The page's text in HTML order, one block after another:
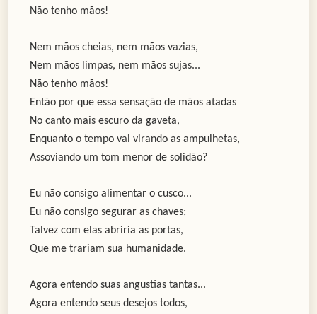
Não tenho mãos!
Nem mãos cheias, nem mãos vazias,
Nem mãos limpas, nem mãos sujas...
Não tenho mãos!
Então por que essa sensação de mãos atadas
No canto mais escuro da gaveta,
Enquanto o tempo vai virando as ampulhetas,
Assoviando um tom menor de solidão?
Eu não consigo alimentar o cusco...
Eu não consigo segurar as chaves;
Talvez com elas abriria as portas,
Que me trariam sua humanidade.
Agora entendo suas angustias tantas...
Agora entendo seus desejos todos,